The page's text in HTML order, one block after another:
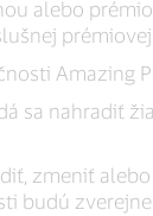
alebo
prémiovej
Amazing
sa nahradiť
zmeniť
budú